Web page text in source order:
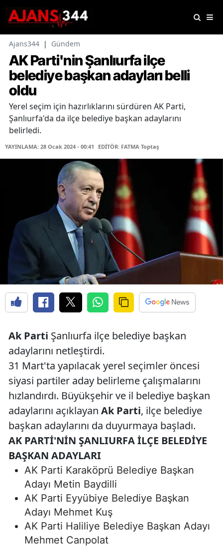
Ajans344 | Gündem
AK Parti'nin Şanlıurfa ilçe
belediye başkan adayları belli
oldu
Yerel seçim için hazırlıklarını sürdüren AK Parti,
Şanlıurfa'da da ilçe belediye başkan adaylarını
belirledi.
YAYINLAMA: 28 Ocak 2024 - 00:41 EDİTÖR: FATMA Toptaş
Ak Parti Şanlıurfa ilçe belediye başkan
adaylarını netleştirdi.
31 Mart'ta yapılacak yerel seçimler öncesi
siyasi partiler aday belirleme çalışmalarını
hızlandırdı. Büyükşehir ve il belediye başkan
adaylarını açıklayan Ak Parti, ilçe belediye
başkan adaylarını da duyurmaya başladı.
AK PARTİ'NİN ŞANLIURFA İLÇE BELEDİYE
BAŞKAN ADAYLARI
AK Parti Karaköprü Belediye Başkan
Adayı Metin Baydilli
AK Parti Eyyübiye Belediye Başkan
Adayı Mehmet Kuş
AK Parti Haliliye Belediye Başkan Adayı
Mehmet Canpolat